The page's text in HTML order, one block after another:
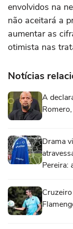
envolvidos na
não aceitará a
aumentar as
otimista nas
Notícias
A
Drama
Pereira: